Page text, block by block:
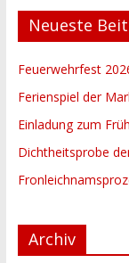
Neueste
Feuerwehrfest
Ferienspiel der
Einladung zum
Dichtheitsprobe
Archiv